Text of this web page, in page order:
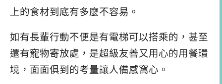
上的食材到底有多麼不容易。
如有長輩行動不便是有電梯可以搭乘的，甚至
還有寵物寄放處，是超級友善又用心的用餐環
境，面面俱到的考量讓人備感窩心。